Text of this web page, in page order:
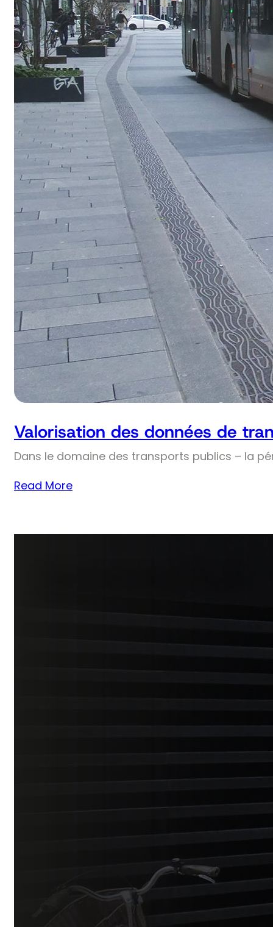
Valorisation des données de
Dans le domaine des transports publics – la
Read More